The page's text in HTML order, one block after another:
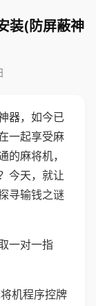
装(防屏蔽神
器，如今已
一起享受麻
的麻将机，
今天，就让
寻输钱之谜
一对一指
机程序控牌